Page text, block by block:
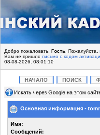
Добро пожаловать, Гость . Пожалуйста,
Вам не пришло письмо с кодом
08-08-2026, 08:01:10
НАЧАЛО ПОИСК
Искать через Google на этом
Основная информация -
Имя:
Сообщений: